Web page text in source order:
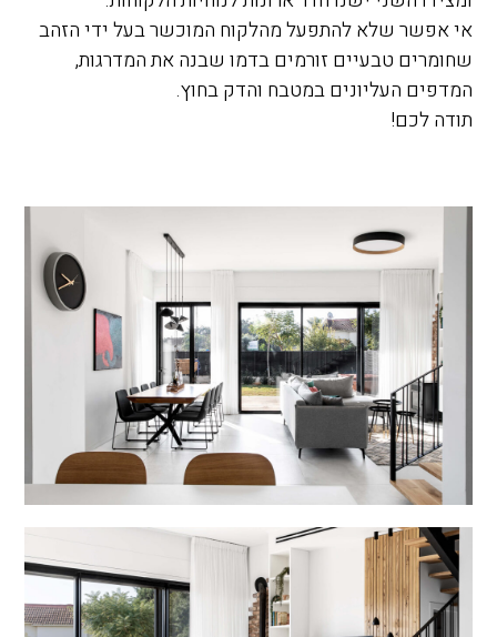
אי אפשר שלא להתפעל מהלקוח המוכשר בעל ידי הזהב
שחומרים טבעיים זורמים בדמו שבנה את המדרגות,
המדפים העליונים במטבח והדק בחוץ.
תודה לכם!